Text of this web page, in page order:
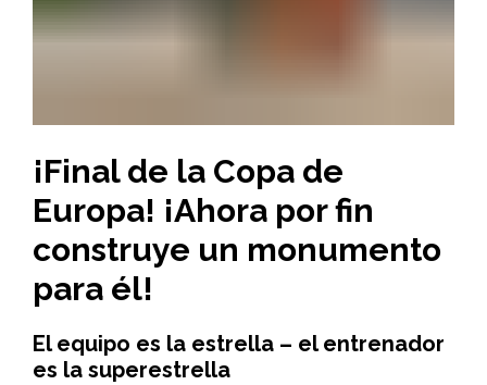
¡Final de la Copa de
Europa! ¡Ahora por fin
construye un monumento
para él!
El equipo es la estrella – el entrenador
es la superestrella